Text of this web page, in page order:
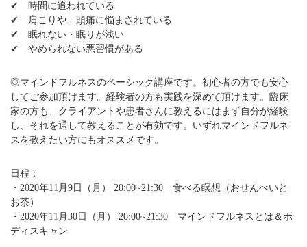
✔ 時間に追われている
✔ 肩こりや、頭痛に悩まされている
✔ 眠れない・眠りが浅い
✔ やめられない悪習慣がある
◎マインドフルネスのベーシック講座です。初心者の方でも安心
してご参加頂けます。経験者の方も実践を深めて頂けます。臨床
家の方も、クライアントや患者さんに教えるにはまず自分が経験
し、それを通して教えることが有効です。いずれマインドフルネ
スを教えたい方にもオススメです。
日程：
・2020年11月9日（月） 20:00~21:30 食べる瞑想（おせんべいと
お茶）
・2020年11月30日（月） 20:00~21:30 マインドフルネスとは＆ボ
ディスキャン